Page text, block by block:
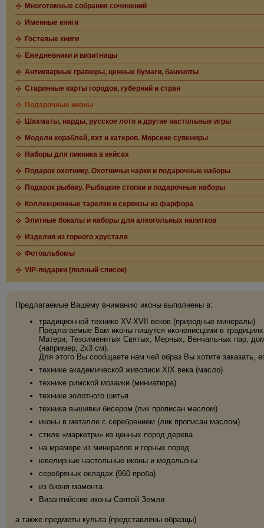
Многотомные собрания сочинений
Именные книги
Гостевые книги
Ежедневники и визитницы
Антикварные гравюры, ценные бумаги, банкноты
Старинные карты городов, губерний и стран
Подарочные иконы
Шахматы, нарды, русское лото и другие настольные игры
Модели кораблей, яхт и катеров. Морские сувениры
Наборы для пикника в кейсах
Подарок охотнику. Охотничьи чарки и подарочные наборы
Подарок рыбаку. Рыбацкие стопки и подарочные наборы
Коллекционные тарелки и сервизы из фарфора
Элитные бокалы и наборы для алкогольных напитков
Изделия из горного хрусталя
Фотоальбомы
VIP-подарки (полный список)
Предлагаемые Вашему вниманию иконы выполнены в:
традиционной технике XV-XVII веков (природные минералы)
Предлагаемые Вам иконы пишутся иконописцами в
Матери, Тезоименитых Святых, Мерных, Венчальных пар,
(например, 2х3 см).
Для этого Вы сообщаете нам чей образ Вы хотите заказать,
технике академической живописи XIX века (масло)
технике римской мозаики (миниатюра)
технике золотного шитья
техника вышивки бисером (лик прописан маслом)
иконы в металле с серебрением (лик прописан маслом)
стиле «маркетри» из ценных пород дерева
на мраморе из минералов и горных пород
ювелирные настольные иконы и медальоны
серебряных окладах (960 проба)
из бивня мамонта
Византийские иконы Святой Земли
а также предметы культа (представлены образцы)